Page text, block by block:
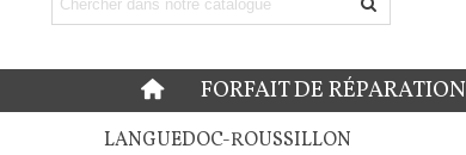
FORFAIT DE RÉPARATION
LANGUEDOC-ROUSSILLON